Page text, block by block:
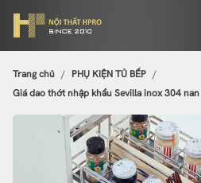
Trang chủ
PHỤ KIỆN TỦ BẾP
Giá dao thớt nhập khẩu Sevilla inox 304